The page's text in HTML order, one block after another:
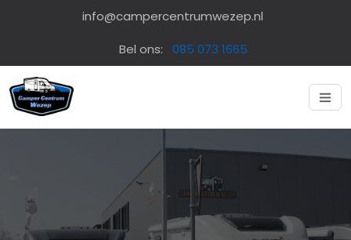
info@campercentrumwezep.nl
Bel ons:
085 073 1665